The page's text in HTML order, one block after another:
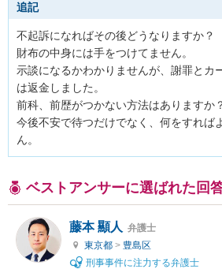
追記
不起訴になればその後どうなりますか？
財布の中身には手をつけてません。
示談になるかわかりませんが、謝罪とカ
は返金しました。
前科、前歴がつかない方法はありますか
今後不安で待つだけでなく、何をすれば
ん。
ベストアンサーに選ばれた回
藤本 顯人 弁護士
東京都 > 豊島区
刑事事件に注力する弁護士